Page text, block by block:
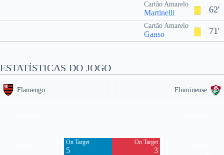
62'
Cartão Amarelo
Martinelli
71'
Cartão Amarelo
Ganso
ESTATÍSTICAS DO JOGO
Flamengo Fluminense
On Target
5
On Target
3